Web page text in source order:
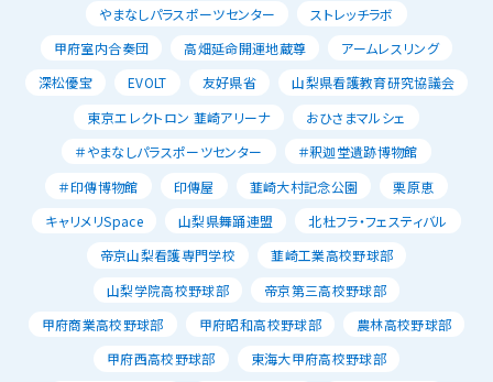
やまなしパラスポーツセンター
ストレッチラボ
甲府室内合奏団
高畑延命開運地蔵尊
アームレスリング
深松優宝
EVOLT 友好県省
山梨県看護教育研究協議会
東京エレクトロン 韮崎アリーナ
おひさまマルシェ
＃やまなしパラスポーツセンター
＃釈迦堂遺跡博物館
＃印傳博物館
印傳屋 韮崎大村記念公園
栗原恵
キャリメリSpace
山梨県舞踊連盟
北杜フラ・フェスティバル
帝京山梨看護専門学校
韮崎工業高校野球部
山梨学院高校野球部
帝京第三高校野球部
甲府商業高校野球部
甲府昭和高校野球部
農林高校野球部
甲府西高校野球部
東海大甲府高校野球部